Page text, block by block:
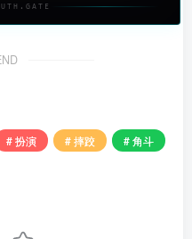
# 扮演 # 摔跤
# 角斗